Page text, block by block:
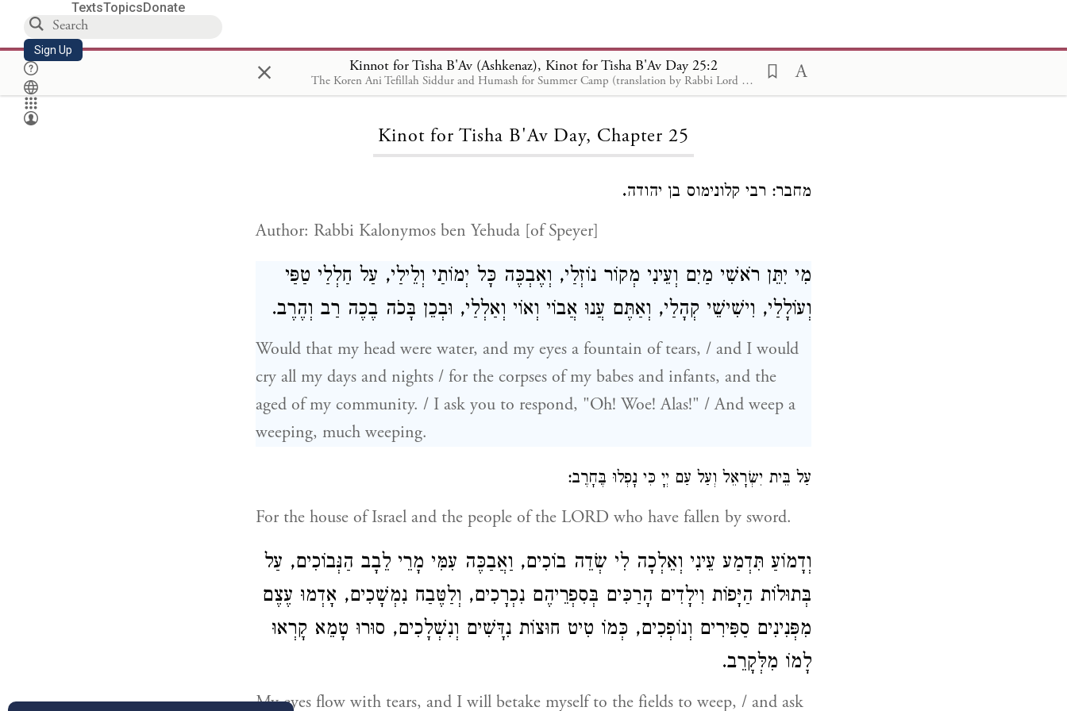
TextsTopicsDonate
Sign Up × Kinnot for Tisha B'Av (Ashkenaz), Kinot for Tisha B'Av Day 25:2
The Koren Ani Tefillah Siddur and Humash for Summer Camp (translation by Rabbi Lord Jonathan Sacks)
Loading...
Kinot for Tisha B'Av Day, Chapter 25
מחבר: רבי קלונימוס בן יהודה.
Author: Rabbi Kalonymos ben Yehuda [of Speyer]
מִי יִתֵּן רֹאשִׁי מַיִם וְעֵינִי מְקוֹר נוֹזְלַי, וְאֶבְכֶּה כָּל יְמוֹתַי וְלֵילַי, עַל חַלְלַי טַפַּי
וְעוֹלָלַי, וִישִׁישֵׁי קְהָלַי, וְאַתֶּם עֲנוּ אֲבוֹי וְאוֹי וְאַלְלַי, וּבְכֵן בָּכֹה בֶכֶה רַב וְהֶרֶב.
Would that my head were water, and my eyes a fountain of tears, / and I would
cry all my days and nights / for the corpses of my babes and infants, and the
aged of my community. / I ask you to respond, "Oh! Woe! Alas!" / And weep a
weeping, much weeping.
עַל בֵּית יִשְׂרָאֵל וְעַל עַם יְיָ כִּי נָפְלוּ בֶּחָרֶב:
For the house of Israel and the people of the LORD who have fallen by sword.
וְדָמוֹעַ תִּדְמַע עֵינִי וְאֵלְכָה לִי שְׂדֵה בוֹכִים, וַאֲבַכֶּה עִמִּי מָרֵי לֵבָב הַנְּבוֹכִים, עַל
בְּתוּלוֹת הַיָּפוֹת וִילָדִים הָרַכִּים בְּסִפְרֵיהֶם נִכְרָכִים, וְלַטֶּבַח נִמְשָׁכִים, אָדְמוּ עֶצֶם
מִפְּנִינִים סַפִּירִים וְנוֹפְכִים, כְּמוֹ טִיט חוּצוֹת נִדָּשִׁים וְנִשְׁלָכִים, סוּרוּ טָמֵא קָרְאוּ
לָמוֹ מִלְּקָרֵב.
My eyes flow with tears, and I will betake myself to the fields to weep, / and ask